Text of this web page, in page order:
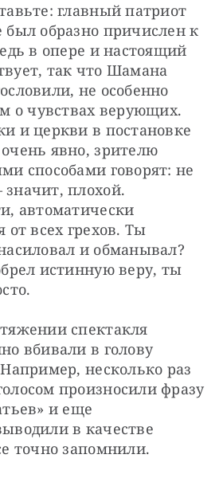
главный патриот
образно причислен к
в опере и настоящий
так что Шамана
не особенно
о чувствах верующих.
и церкви в постановке
явно, зрителю
способами говорят: не
плохой.
автоматически
от всех грехов. Ты
и обманывал?
истинную веру, ты
спектакля
вбивали в голову
несколько раз
произносили фразу
и еще
в качестве
точно запомнили.